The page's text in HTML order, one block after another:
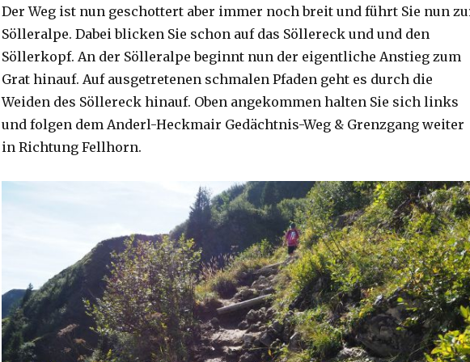
Der Weg ist nun geschottert aber immer noch breit und führt Sie nun
Sölleralpe. Dabei blicken Sie schon auf das Söllereck und und den
Söllerkopf. An der Sölleralpe beginnt nun der eigentliche Anstieg zum
Grat hinauf. Auf ausgetretenen schmalen Pfaden geht es durch die
Weiden des Söllereck hinauf. Oben angekommen halten Sie sich links
und folgen dem Anderl-Heckmair Gedächtnis-Weg & Grenzgang weiter
in Richtung Fellhorn.